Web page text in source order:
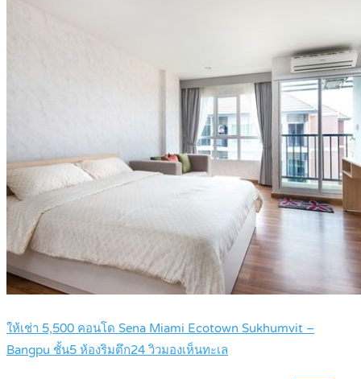
ให้เช่า 5,500 คอนโด Sena Miami Ecotown Sukhumvit –
Bangpu ชั้น5 ห้องริมตึก24 วิวมองเห็นทะเล